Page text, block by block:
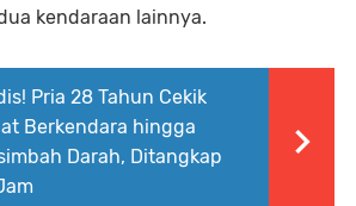
kendaraan lainnya.
Pria 28 Tahun Cekik
Berkendara hingga
Darah, Ditangkap